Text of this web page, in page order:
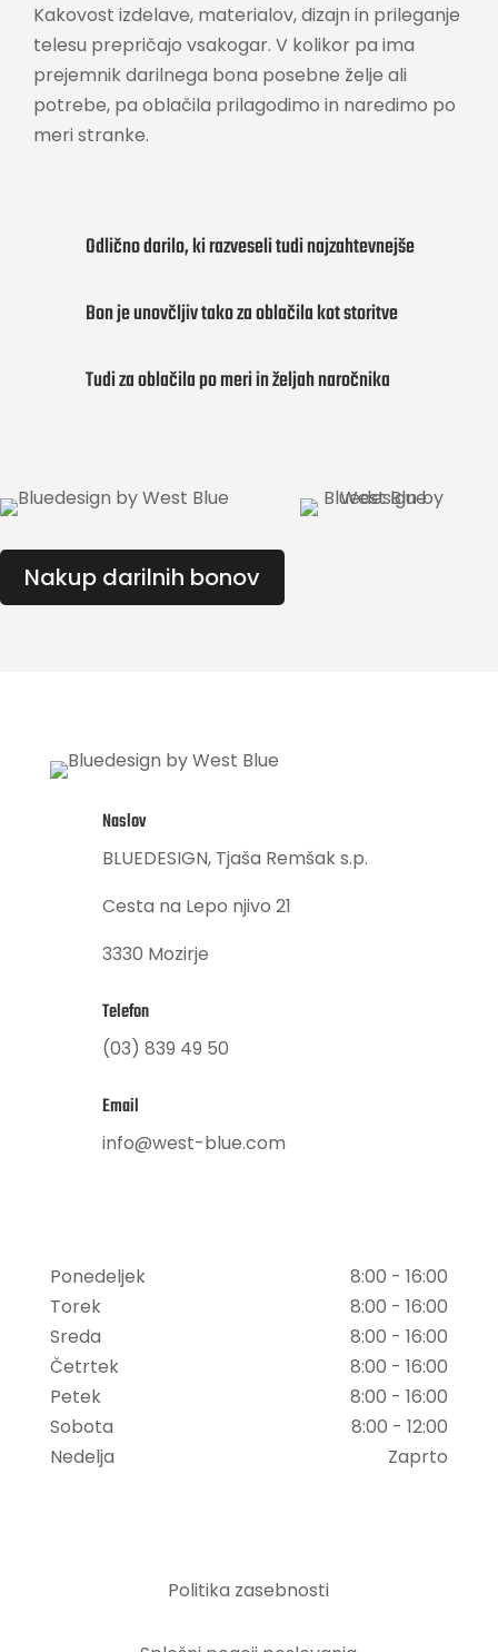
Kakovost izdelave, materialov, dizajn in prileganje
telesu prepričajo vsakogar. V kolikor pa ima
prejemnik darilnega bona posebne želje ali
potrebe, pa oblačila prilagodimo in naredimo po
meri stranke.
Odlično darilo, ki razveseli tudi najzahtevnejše
Bon je unovčljiv tako za oblačila kot storitve
Tudi za oblačila po meri in željah naročnika
Nakup darilnih bonov
Naslov
BLUEDESIGN, Tjaša Remšak s.p.
Cesta na Lepo njivo 21
3330 Mozirje
Telefon
(03) 839 49 50
Email
info@west-blue.com
Ponedeljek
8:00 - 16:00
Torek
8:00 - 16:00
Sreda
8:00 - 16:00
Četrtek
8:00 - 16:00
Petek
8:00 - 16:00
Sobota
8:00 - 12:00
Nedelja
Zaprto
Politika zasebnosti